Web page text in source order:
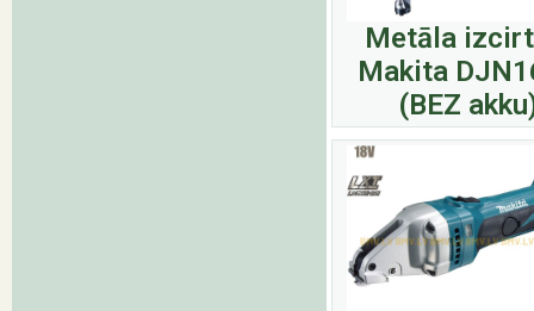
Metāla
Makita
(BEZ